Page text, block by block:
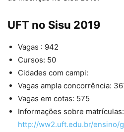
UFT no Sisu 2019
Vagas : 942
Cursos: 50
Cidades com campi:
Vagas ampla concorrência:
Vagas em cotas: 575
Informações sobre matrículas:
http://ww2.uft.edu.br/ensino/